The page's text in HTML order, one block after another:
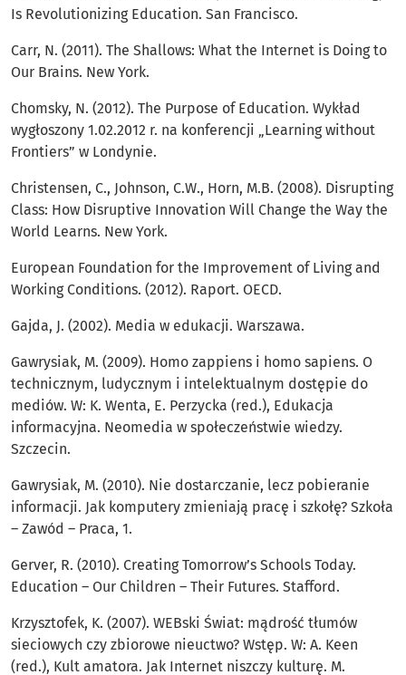
Is Revolutionizing Education. San Francisco.
Carr, N. (2011). The Shallows: What the Internet is Doing to
Our Brains. New York.
Chomsky, N. (2012). The Purpose of Education. Wykład
wygłoszony 1.02.2012 r. na konferencji „Learning without
Frontiers” w Londynie.
Christensen, C., Johnson, C.W., Horn, M.B. (2008). Disrupting
Class: How Disruptive Innovation Will Change the Way the
World Learns. New York.
European Foundation for the Improvement of Living and
Working Conditions. (2012). Raport. OECD.
Gajda, J. (2002). Media w edukacji. Warszawa.
Gawrysiak, M. (2009). Homo zappiens i homo sapiens. O
technicznym, ludycznym i intelektualnym dostępie do
mediów. W: K. Wenta, E. Perzycka (red.), Edukacja
informacyjna. Neomedia w społeczeństwie wiedzy.
Szczecin.
Gawrysiak, M. (2010). Nie dostarczanie, lecz pobieranie
informacji. Jak komputery zmieniają pracę i szkołę? Szkoła
– Zawód – Praca, 1.
Gerver, R. (2010). Creating Tomorrow’s Schools Today.
Education – Our Children – Their Futures. Stafford.
Krzysztofek, K. (2007). WEBski Świat: mądrość tłumów
sieciowych czy zbiorowe nieuctwo? Wstęp. W: A. Keen
(red.), Kult amatora. Jak Internet niszczy kulturę. M.